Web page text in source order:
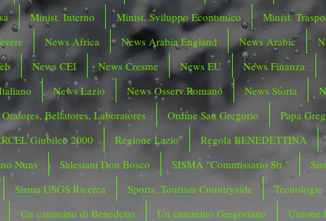
Minist. Interno Minist. Sviluppo Economico
Minist.
News Africa News Arabia England News Arabic
News CEI News Cresme News EU
News Finanza
News Lazio News Osserv.Romano News Storia
Oratores, Bellatores, Laboratores Ordine San Gregorio
Papa
Giubileo 2000 Regione Lazio
Regola BENEDETTINA
Nuns Salesiani Don Bosco SISMA "Commissario Str."
Sisma USGS Ricerca Sports, Tourism Countryside
Tecnologie
Un cammino di Benedetto Un cammino Gregoriano
Unione